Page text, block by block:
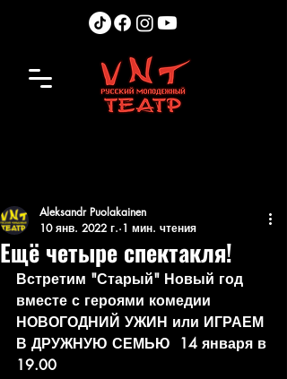
Ещё четыре спектакля!
Aleksandr Puolakainen
10 янв. 2022 г. 1 мин. чтения
Встретим "Старый" Новый год
вместе с героями комедии
НОВОГОДНИЙ УЖИН или ИГРАЕМ
В ДРУЖНУЮ СЕМЬЮ  14 января в
19.00